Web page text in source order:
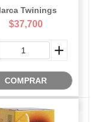
Twinings
$37,700
+
COMPRAR